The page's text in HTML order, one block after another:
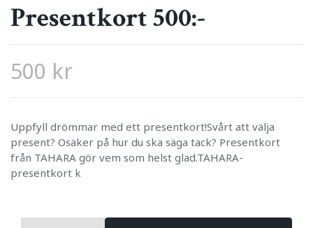
Presentkort 500:-
500 kr
Uppfyll drömmar med ett presentkort!Svårt att välja
present? Osäker på hur du ska säga tack? Presentkort
från TAHARA gör vem som helst glad.TAHARA-
presentkort k